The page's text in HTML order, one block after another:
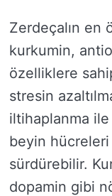
Zerdeçalın en
kurkumin,
özelliklere
stresin
iltihaplanma
beyin hücreleri
sürdürebilir.
dopamin gibi